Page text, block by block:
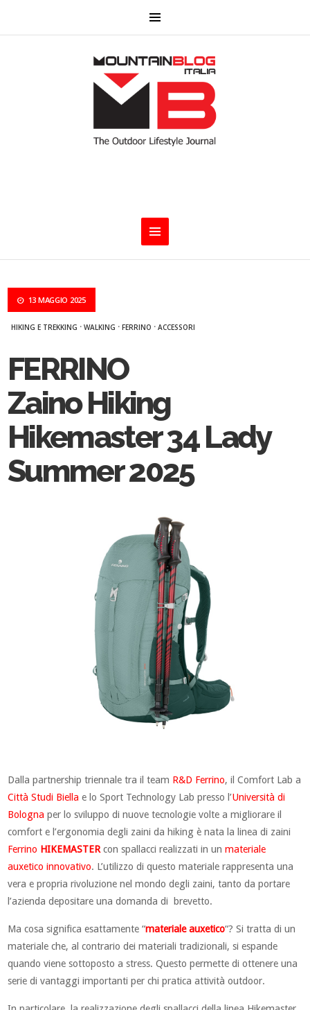
13 MAGGIO 2025
HIKING E TREKKING ·WALKING ·FERRINO ·ACCESSORI
FERRINO
Zaino Hiking
Hikemaster 34 Lady
Summer 2025
Dalla partnership triennale tra il team R&D Ferrino, il Comfort Lab a
Città Studi Biella e lo Sport Technology Lab presso l’Università di
Bologna per lo sviluppo di nuove tecnologie volte a migliorare il
comfort e l’ergonomia degli zaini da hiking è nata la linea di zaini
Ferrino HIKEMASTERcon spallacci realizzati in un materiale
auxetico innovativo. L’utilizzo di questo materiale rappresenta una
vera e propria rivoluzione nel mondo degli zaini, tanto da portare
l’azienda depositare una domanda di brevetto.
Ma cosa significa esattamente “materiale auxetico“? Si tratta di un
materiale che, al contrario dei materiali tradizionali, si espande
quando viene sottoposto a stress. Questo permette di ottenere una
serie di vantaggi importanti per chi pratica attività outdoor.